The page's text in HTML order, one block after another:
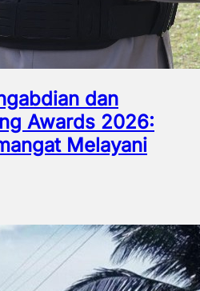
dan
Awards 2026:
Melayani